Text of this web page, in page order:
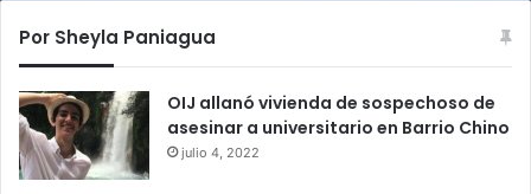
Por Sheyla Paniagua
OIJ allanó vivienda de sospechoso de
asesinar a universitario en Barrio Chino
julio 4, 2022